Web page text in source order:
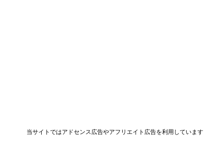
当サイトではアドセンス広告やアフリエイト広告を利用しています